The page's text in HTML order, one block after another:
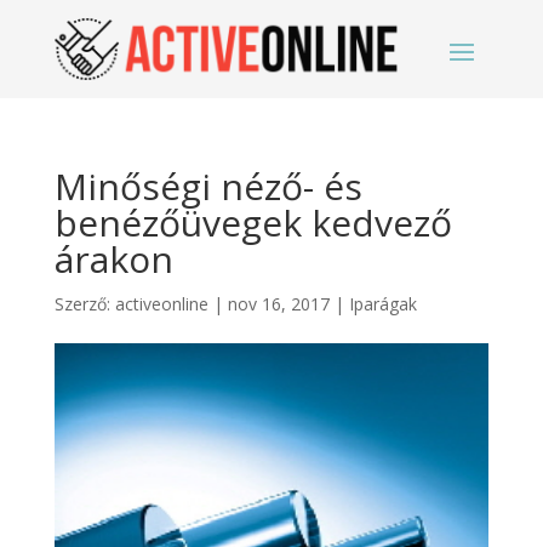
Minőségi néző- és
benézőüvegek kedvező
árakon
Szerző: activeonline | nov 16, 2017| Iparágak